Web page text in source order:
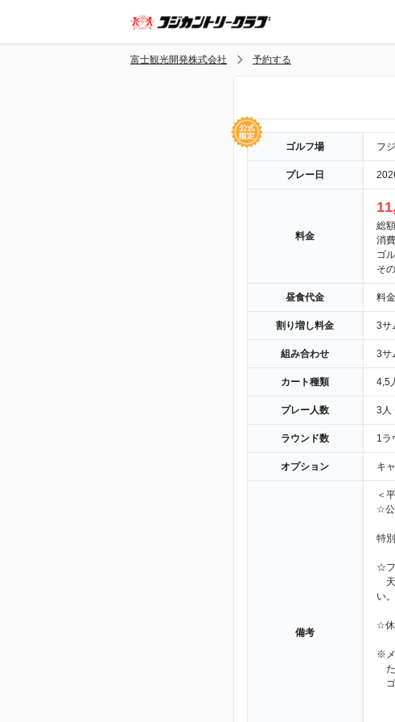
富士観光開発株式会社 予約する
ゴルフ場 フ
プレー日
料金
総
消
ゴ
そ
昼食代金 料
割り増し料金 3サ
組み合わせ 3サ
カート種類 4,5
プレー人数 3人
ラウンド数 1ラ
オプション キ
備考
＜
☆
特
☆フ
天
い。
☆休
※メ
た
ゴ